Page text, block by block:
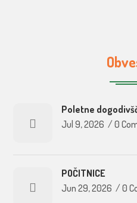
Poletne
Jul 9, 2026 /0
POČITNICE
Jun 29, 2026 /0